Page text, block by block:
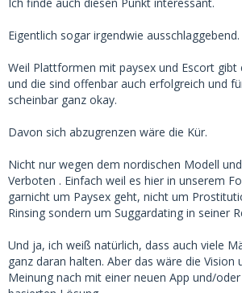
Eigentlich sogar irgendwie ausschlaggebend.
Weil Plattformen mit paysex und Escort gibt
und die sind offenbar auch erfolgreich und
scheinbar ganz okay.
Davon sich abzugrenzen wäre die Kür.
Nicht nur wegen dem nordischen Modell
Verboten . Einfach weil es hier in unserem
garnicht um Paysex geht, nicht um
Rinsing sondern um Suggardating in seiner
Und ja, ich weiß natürlich, dass auch viele
ganz daran halten. Aber das wäre die Vision
Meinung nach mit einer neuen App und/